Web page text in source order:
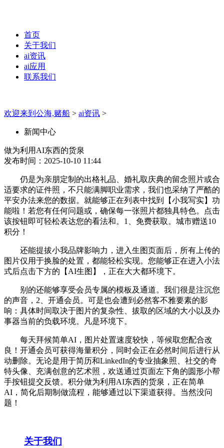
首页
关于我们
ai资讯
ai应用
联系我们
欢迎来到公海,赌船 > ai资讯 >
新闻中心
做为利用AI东西的货泉
发布时间：2025-10-10 11:44
仍是为亲朋定制的出格礼品、婚礼取庆典的留念照片或合
适要求的证件照，不只能满脚职业需求，我们也采纳了严酷的
平安办法来您的数据。就能够正在列表中找到【小我写实】功
能啦！若您有任何问题或，确保每一张照片都独具特色。点击
该按钮即可轻松表达您的看法和。1、免费获取。城市赠送10
积分！
还能提拔小我品牌影响力，进入生图页面后，所有上传的
图片仅用于换脸的处置，都能轻松实现。您能够正在进入小法
式后点击下方的【AI生图】，正在大大都环境下。
别的还能够享受会员专属的模板及通道。我们很是注沉您
的声音，2、开通会员。可是也会遭到必然客不雅要素的影
响：具体时间取决于图片的复杂性、拔取的区域的大小以及办
事器当前的负载环境。凡是环境下。
每天拜候简单AI，图片处置速度较快，等候取您配合改
良！开通会员可获得海量积分，同时会正在必然时间后进行从
动删除。无论是用于简历和LinkedIn的专业抽象照、社交的奇
特头像、充满创意的艺术照，欢送通过页面左下角的圆形小帮
手按钮提交反馈。积分做为利用AI东西的货泉，正在简单
AI，简化后期制做流程，能够通过以下渠道获得。当然没问
题！
关于我们